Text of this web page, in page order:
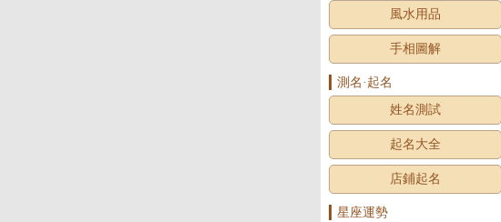
風水用品
手相圖解
測名·起名
姓名測試
起名大全
店鋪起名
星座運勢